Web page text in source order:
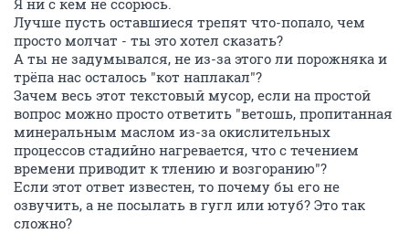
Я ни с кем не ссорюсь.
Лучше пусть оставшиеся трепят что-попало, чем
просто молчат - ты это хотел сказать?
А ты не задумывался, не из-за этого ли порожняка и
трёпа нас осталось "кот наплакал"?
Зачем весь этот текстовый мусор, если на простой
вопрос можно просто ответить "ветошь, пропитанная
минеральным маслом из-за окислительных
процессов стадийно нагревается, что с течением
времени приводит к тлению и возгоранию"?
Если этот ответ известен, то почему бы его не
озвучить, а не посылать в гугл или ютуб? Это так
сложно?